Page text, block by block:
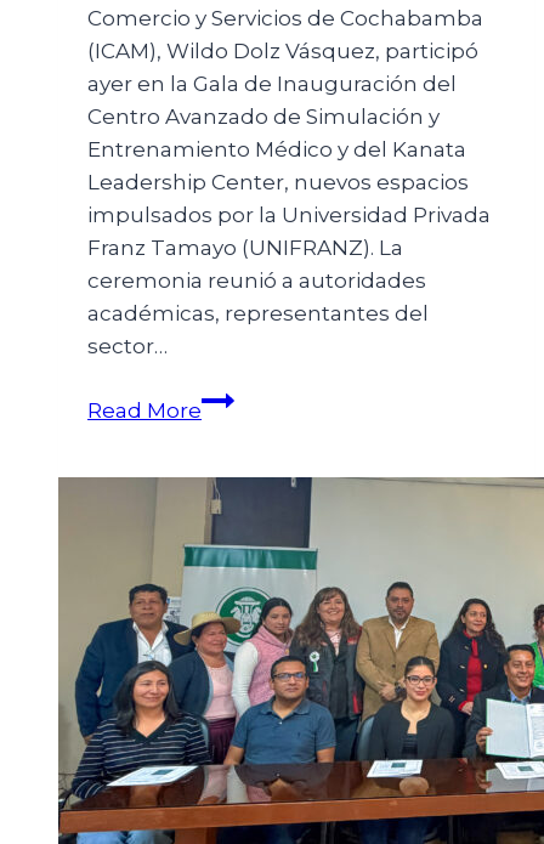
Comercio y Servicios de Cochabamba
(ICAM), Wildo Dolz Vásquez, participó
ayer en la Gala de Inauguración del
Centro Avanzado de Simulación y
Entrenamiento Médico y del Kanata
Leadership Center, nuevos espacios
impulsados por la Universidad Privada
Franz Tamayo (UNIFRANZ). La
ceremonia reunió a autoridades
académicas, representantes del
sector…
Read More